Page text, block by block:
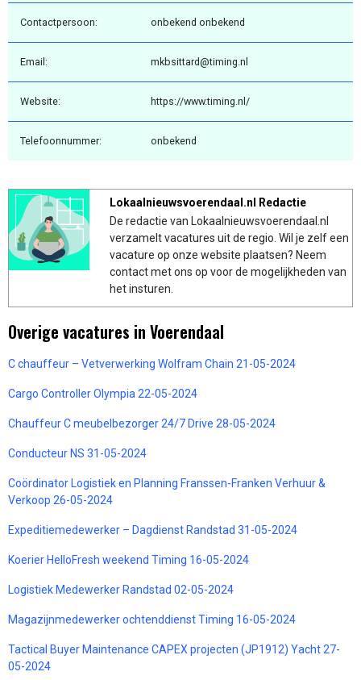
Contactpersoon: onbekend onbekend
Email: mkbsittard@timing.nl
Website: https://www.timing.nl/
Telefoonnummer: onbekend
Lokaalnieuwsvoerendaal.nl Redactie
De redactie van Lokaalnieuwsvoerendaal.nl
verzamelt vacatures uit de regio. Wil je zelf een
vacature op onze website plaatsen? Neem
contact met ons op voor de mogelijkheden van
het insturen.
Overige vacatures in Voerendaal
C chauffeur – Vetverwerking Wolfram Chain 21-05-2024
Cargo Controller Olympia 22-05-2024
Chauffeur C meubelbezorger 24/7 Drive 28-05-2024
Conducteur NS 31-05-2024
Coördinator Logistiek en Planning Franssen-Franken Verhuur &
Verkoop 26-05-2024
Expeditiemedewerker – Dagdienst Randstad 31-05-2024
Koerier HelloFresh weekend Timing 16-05-2024
Logistiek Medewerker Randstad 02-05-2024
Magazijnmedewerker ochtenddienst Timing 16-05-2024
Tactical Buyer Maintenance CAPEX projecten (JP1912) Yacht 27-
05-2024